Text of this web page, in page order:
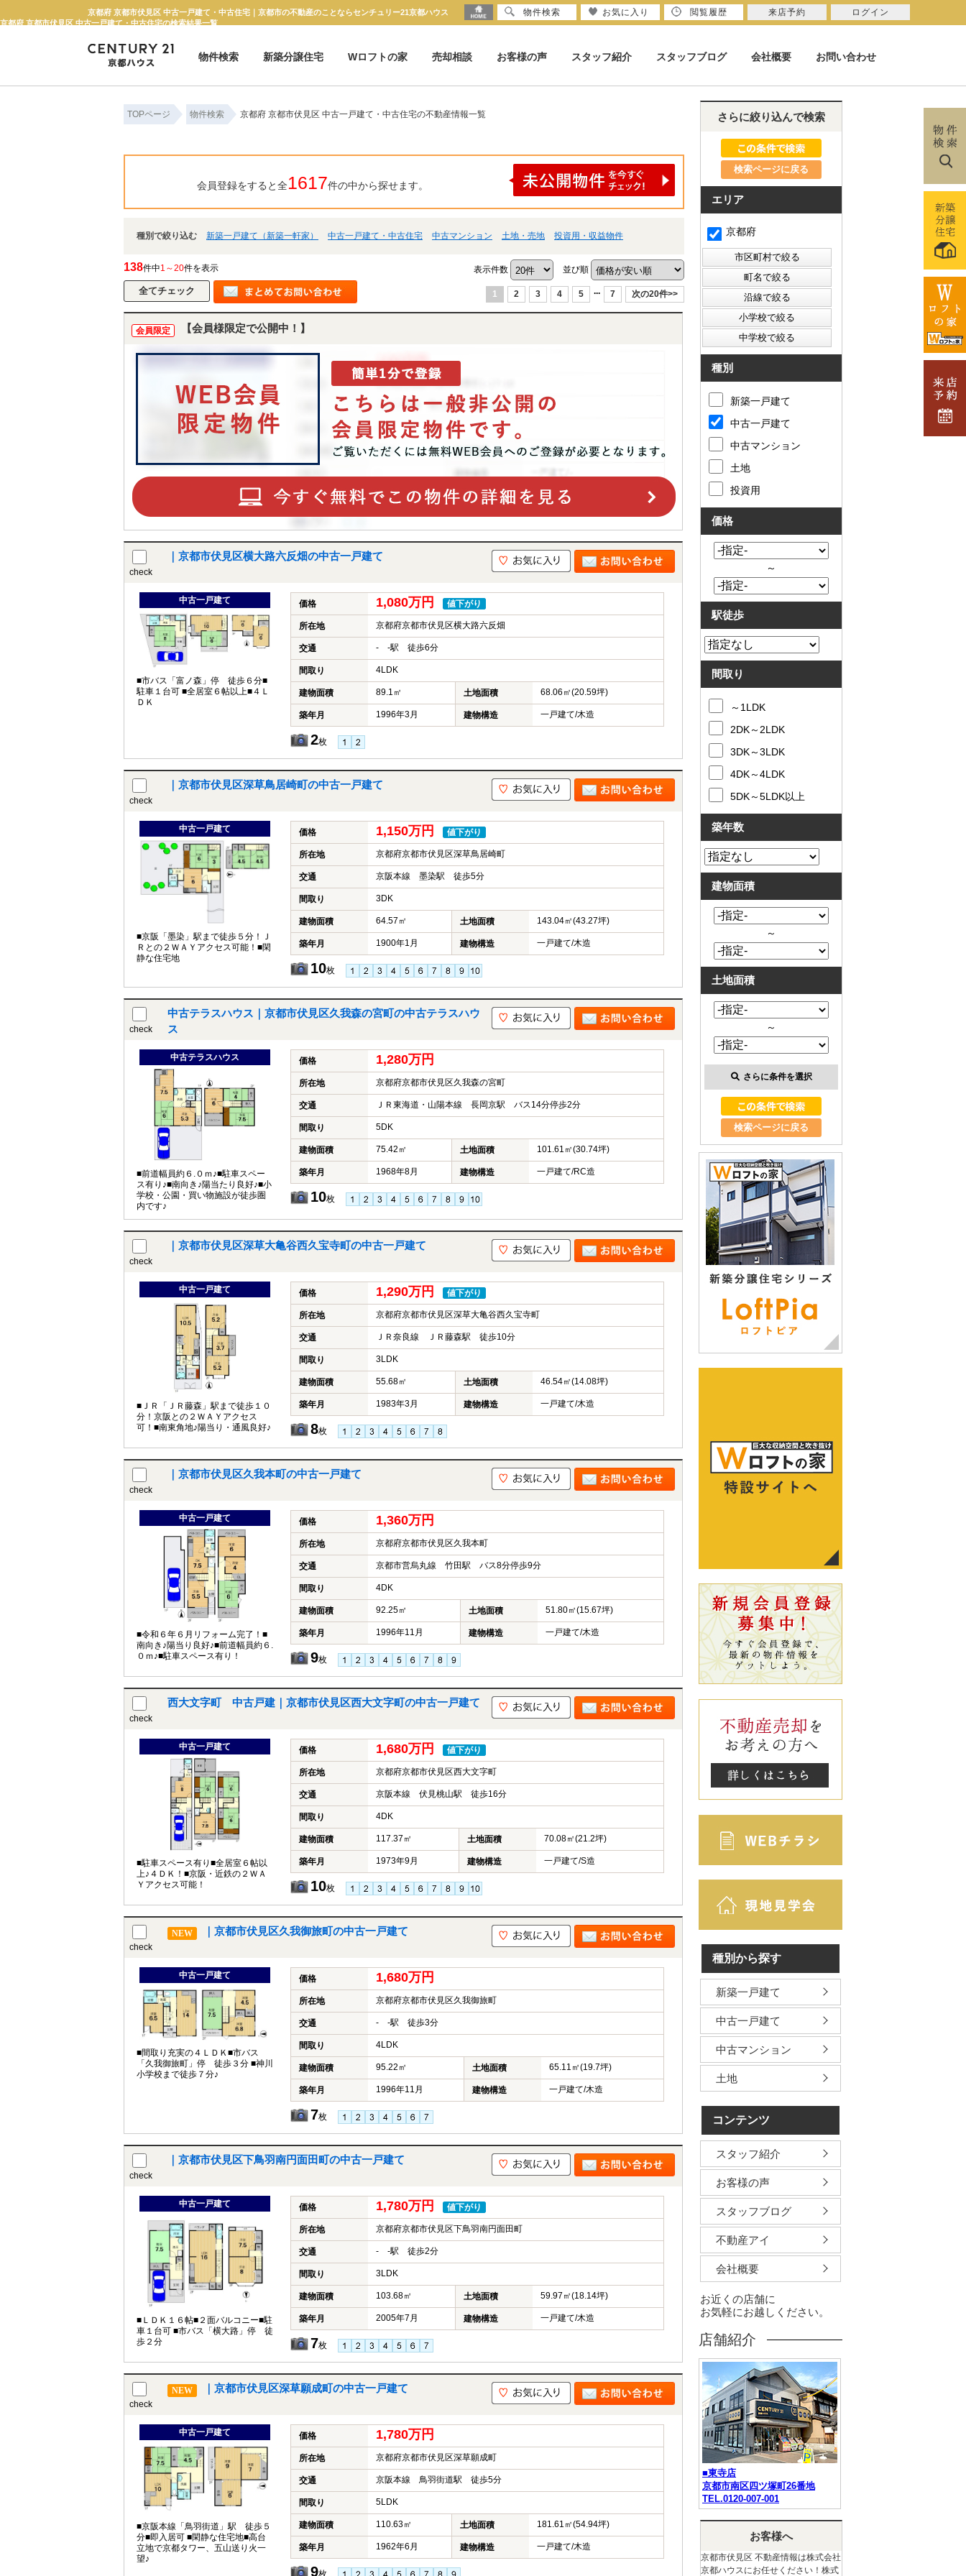
京都府 京都市伏見区 中古一戸建て・中古住宅｜京都市の不動産のことならセンチュリー21京都ハウス
物件検索
新築分譲住宅 Wロフトの家 売却相談 お客様の声 スタッフ紹介 スタッフブログ 会社概要 お問い合わせ
TOPページ 物件検索 京都府 京都市伏見区 中古一戸建て・中古住宅の不動産情報一覧
京都府 京都市伏見区 中古一戸建て・中古住宅の検索結果一覧
会員登録をすると全1617件の中から探せます。
種別で絞り込む 新築一戸建て（新築一軒家） 中古一戸建て・中古住宅 中古マンション 土地・売地 投資用・収益物件
138件中1～20件を表示 表示件数 並び順
1 2 3 4 5 ... 7 次の20件>>
会員限定 【会員様限定で公開中！】
check
｜京都市伏見区横大路六反畑の中古一戸建て
中古一戸建て
■市バス「富ノ森」停 徒歩６分■
駐車１台可 ■全居室６帖以上■４Ｌ
ＤＫ
価格 1,080万円 値下がり
所在地 京都府京都市伏見区横大路六反畑
交通 - -駅 徒歩6分
間取り 4LDK
建物面積 89.1㎡ 土地面積 68.06㎡(20.59坪)
築年月 1996年3月 建物構造 一戸建て/木造
2枚
check
｜京都市伏見区深草鳥居崎町の中古一戸建て
中古一戸建て
■京阪「墨染」駅まで徒歩５分！Ｊ
Ｒとの２ＷＡＹアクセス可能！■閑
静な住宅地
価格 1,150万円 値下がり
所在地 京都府京都市伏見区深草鳥居崎町
交通 京阪本線 墨染駅 徒歩5分
間取り 3DK
建物面積 64.57㎡ 土地面積 143.04㎡(43.27坪)
築年月 1900年1月 建物構造 一戸建て/木造
10枚
check
中古テラスハウス｜京都市伏見区久我森の宮町の中古テラスハウ
ス
中古テラスハウス
■前道幅員約６.０ｍ♪■駐車スペー
ス有り♪■南向き♪陽当たり良好♪■小
学校・公園・買い物施設が徒歩圏
内です♪
価格 1,280万円
所在地 京都府京都市伏見区久我森の宮町
交通 ＪＲ東海道・山陽本線 長岡京駅 バス14分停歩2分
間取り 5DK
建物面積 75.42㎡ 土地面積 101.61㎡(30.74坪)
築年月 1968年8月 建物構造 一戸建て/RC造
10枚
check
｜京都市伏見区深草大亀谷西久宝寺町の中古一戸建て
中古一戸建て
■ＪＲ「ＪＲ藤森」駅まで徒歩１０
分！京阪との２ＷＡＹアクセス
可！■南東角地♪陽当り・通風良好♪
価格 1,290万円 値下がり
所在地 京都府京都市伏見区深草大亀谷西久宝寺町
交通 ＪＲ奈良線 ＪＲ藤森駅 徒歩10分
間取り 3LDK
建物面積 55.68㎡ 土地面積 46.54㎡(14.08坪)
築年月 1983年3月 建物構造 一戸建て/木造
8枚
check
｜京都市伏見区久我本町の中古一戸建て
中古一戸建て
■令和６年６月リフォーム完了！■
南向き♪陽当り良好♪■前道幅員約６.
０ｍ♪■駐車スペース有り！
価格 1,360万円
所在地 京都府京都市伏見区久我本町
交通 京都市営烏丸線 竹田駅 バス8分停歩9分
間取り 4DK
建物面積 92.25㎡ 土地面積 51.80㎡(15.67坪)
築年月 1996年11月 建物構造 一戸建て/木造
9枚
check
西大文字町 中古戸建｜京都市伏見区西大文字町の中古一戸建て
中古一戸建て
■駐車スペース有り■全居室６帖以
上♪４ＤＫ！■京阪・近鉄の２ＷＡ
Ｙアクセス可能！
価格 1,680万円 値下がり
所在地 京都府京都市伏見区西大文字町
交通 京阪本線 伏見桃山駅 徒歩16分
間取り 4DK
建物面積 117.37㎡ 土地面積 70.08㎡(21.2坪)
築年月 1973年9月 建物構造 一戸建て/S造
10枚
check
NEW ｜京都市伏見区久我御旅町の中古一戸建て
中古一戸建て
■間取り充実の４ＬＤＫ■市バス
「久我御旅町」停 徒歩３分 ■神川
小学校まで徒歩７分♪
価格 1,680万円
所在地 京都府京都市伏見区久我御旅町
交通 - -駅 徒歩3分
間取り 4LDK
建物面積 95.22㎡ 土地面積 65.11㎡(19.7坪)
築年月 1996年11月 建物構造 一戸建て/木造
7枚
check
｜京都市伏見区下鳥羽南円面田町の中古一戸建て
中古一戸建て
■ＬＤＫ１６帖■２面バルコニー■駐
車１台可 ■市バス「横大路」停 徒
歩２分
価格 1,780万円 値下がり
所在地 京都府京都市伏見区下鳥羽南円面田町
交通 - -駅 徒歩2分
間取り 3LDK
建物面積 103.68㎡ 土地面積 59.97㎡(18.14坪)
築年月 2005年7月 建物構造 一戸建て/木造
7枚
check
NEW ｜京都市伏見区深草願成町の中古一戸建て
中古一戸建て
■京阪本線「鳥羽街道」駅 徒歩５
分■即入居可 ■閑静な住宅地■高台
立地で京都タワー、五山送り火一
望♪
価格 1,780万円
所在地 京都府京都市伏見区深草願成町
交通 京阪本線 鳥羽街道駅 徒歩5分
間取り 5LDK
建物面積 110.63㎡ 土地面積 181.61㎡(54.94坪)
築年月 1962年6月 建物構造 一戸建て/木造
9枚
さらに絞り込んで検索
検索ページに戻る
エリア
京都府
種別
新築一戸建て
中古一戸建て
中古マンション
土地
投資用
価格
～
駅徒歩
間取り
～1LDK
2DK～2LDK
3DK～3LDK
4DK～4LDK
5DK～5LDK以上
築年数
建物面積
～
土地面積
～
さらに条件を選択
検索ページに戻る
種別から探す
新築一戸建て
中古一戸建て
中古マンション
土地
コンテンツ
スタッフ紹介
お客様の声
スタッフブログ
不動産アイ
会社概要
お近くの店舗に
お気軽にお越しください。
店舗紹介
■東寺店
京都市南区四ツ塚町26番地
TEL.0120-007-001
お客様へ
京都市伏見区 不動産情報は株式会社
京都ハウスにお任せください！株式
物件検索 お気に入り 閲覧履歴 来店予約 ログイン